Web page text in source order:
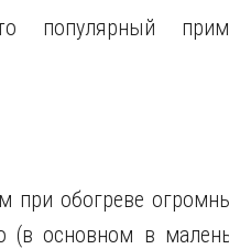
популярный
при обогреве
(в основном в